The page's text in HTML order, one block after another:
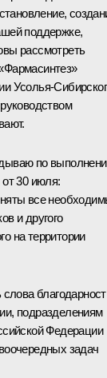
поддержке,
рассмотреть
Усолья-
по
30 июля:
все
и другого
на территории
подразделениям
Федерации
задач